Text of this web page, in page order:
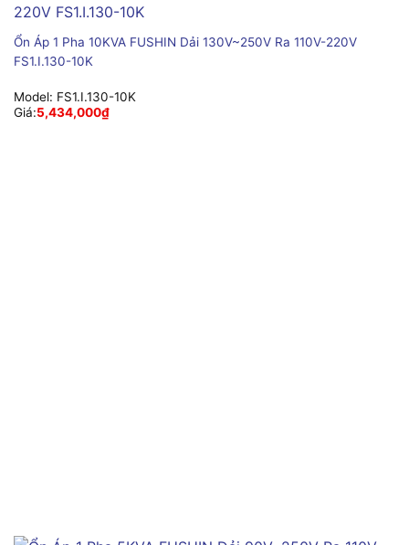
Ổn Áp 1 Pha 10KVA FUSHIN Dải 130V~250V Ra 110V-220V
FS1.I.130-10K
Model: FS1.I.130-10K
Giá:5,434,000₫